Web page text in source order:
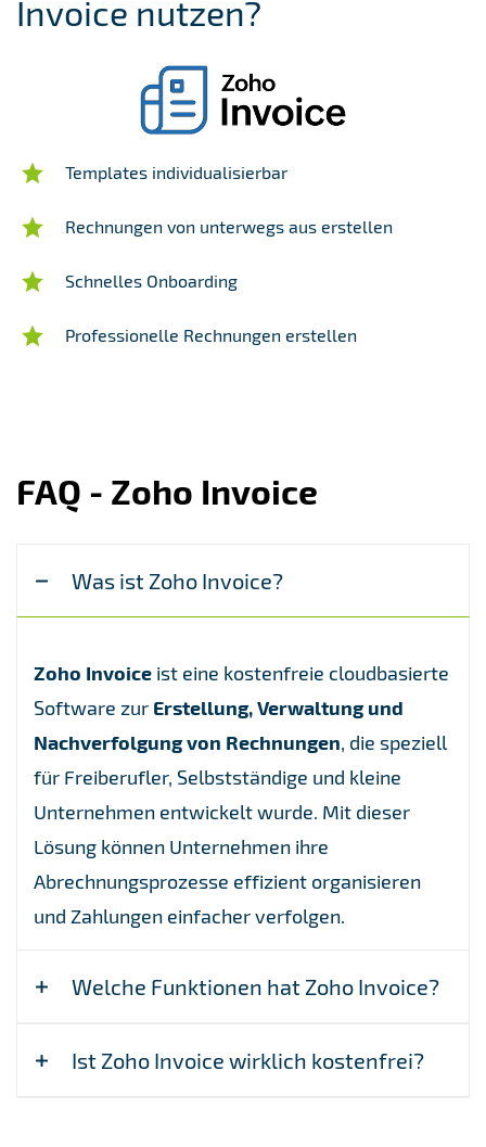
Invoice nutzen?
Templates individualisierbar
Rechnungen von unterwegs aus erstellen
Schnelles Onboarding
Professionelle Rechnungen erstellen
FAQ - Zoho Invoice
Was ist Zoho Invoice?
Zoho Invoice ist eine kostenfreie cloudbasierte
Software zur Erstellung, Verwaltung und
Nachverfolgung von Rechnungen, die speziell
für Freiberufler, Selbstständige und kleine
Unternehmen entwickelt wurde. Mit dieser
Lösung können Unternehmen ihre
Abrechnungsprozesse effizient organisieren
und Zahlungen einfacher verfolgen.
Welche Funktionen hat Zoho Invoice?
Rechnungserstellung:
Ist Zoho Invoice wirklich kostenfrei?